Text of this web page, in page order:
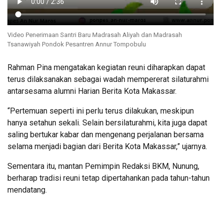
Video Penerimaan Santri Baru Madrasah Aliyah dan Madrasah
Tsanawiyah Pondok Pesantren Annur Tompobulu
Rahman Pina mengatakan kegiatan reuni diharapkan dapat
terus dilaksanakan sebagai wadah mempererat silaturahmi
antarsesama alumni Harian Berita Kota Makassar.
“Pertemuan seperti ini perlu terus dilakukan, meskipun
hanya setahun sekali. Selain bersilaturahmi, kita juga dapat
saling bertukar kabar dan mengenang perjalanan bersama
selama menjadi bagian dari Berita Kota Makassar,” ujarnya.
Sementara itu, mantan Pemimpin Redaksi BKM, Nunung,
berharap tradisi reuni tetap dipertahankan pada tahun-tahun
mendatang.